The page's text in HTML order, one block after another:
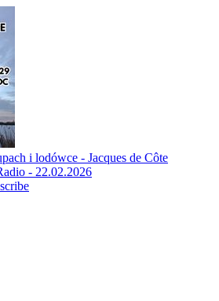
i lodówce - Jacques de Côte
- 22.02.2026